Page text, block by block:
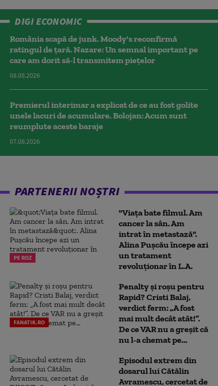
DIGI ECONOMIC
România scapă de junk. Moody's reconfirmă
ratingul de țară. Nazare: Un semnal important pe
care am dorit să-l transmitem piețelor
08.08.2026
Premierul interimar a explicat de ce au fost golite
unele lacuri de acumulare. Bolojan: Acum sunt
reumplute aceste baraje
07.08.2026
PARTENERII NOȘTRI
PE ROZ
"Viața bate filmul. Am
cancer la sân. Am
intrat în metastază".
Alina Pușcău începe azi
un tratament
revoluționar în L.A.
FANATIK.RO
Penalty și roșu pentru
Rapid? Cristi Balaj,
verdict ferm: „A fost
mai mult decât atât!”.
De ce VAR nu a greșit că
nu l-a chemat pe...
Episodul extrem din
dosarul lui Cătălin
Avramescu, cercetat de